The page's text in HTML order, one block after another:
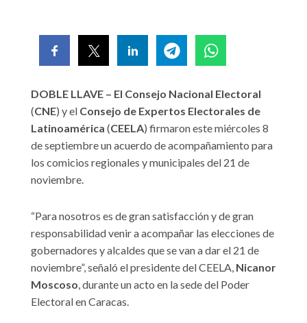
DOBLE LLAVE – El Consejo Nacional Electoral
(CNE) y el Consejo de Expertos Electorales de
Latinoamérica (CEELA) firmaron este miércoles 8
de septiembre un acuerdo de acompañamiento para
los comicios regionales y municipales del 21 de
noviembre.
“Para nosotros es de gran satisfacción y de gran
responsabilidad venir a acompañar las elecciones de
gobernadores y alcaldes que se van a dar el 21 de
noviembre”, señaló el presidente del CEELA, Nicanor
Moscoso, durante un acto en la sede del Poder
Electoral en Caracas.